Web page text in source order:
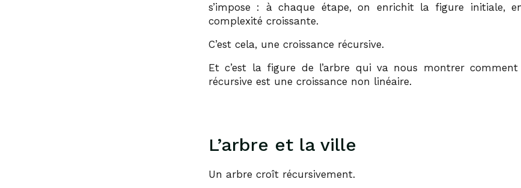
s’impose : à chaque étape, on enrichit la figure initiale,
complexité croissante.
C’est cela, une croissance récursive.
Et c’est la figure de l’arbre qui va nous montrer comment
récursive est une croissance non linéaire.
L’arbre et la ville
Un arbre croît récursivement.